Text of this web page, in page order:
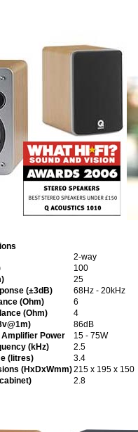
2-way
100
25
(±3dB)
68Hz - 20kHz
(Ohm)
6
(Ohm)
4
86dB
Power
15 - 75W
(kHz)
2.5
(litres)
3.4
(HxDxWmm)215 x 195 x 150
2.8